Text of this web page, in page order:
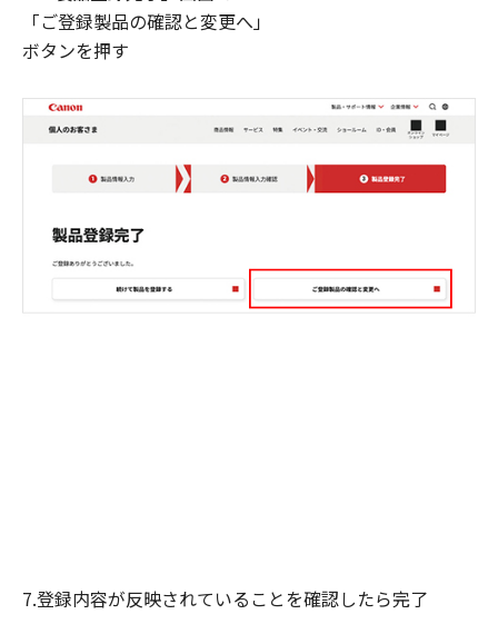
「ご登録製品の確認と変更へ」
ボタンを押す
7.登録内容が反映されていることを確認したら完了